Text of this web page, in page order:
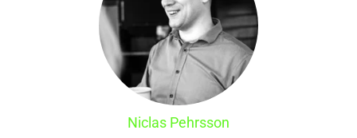
Niclas Pehrsson